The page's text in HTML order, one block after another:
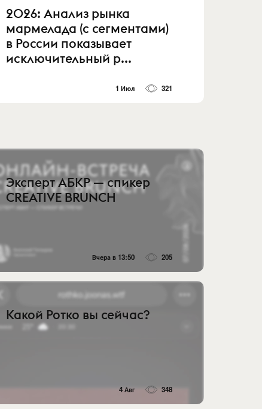
2026: Анализ рынка
мармелада (с сегментами)
в России показывает
исключительный р...
1 Июл 321
Эксперт АБКР — спикер
CREATIVE BRUNCH
Вчера в 13:50 205
Какой Ротко вы сейчас?
4 Авг 348